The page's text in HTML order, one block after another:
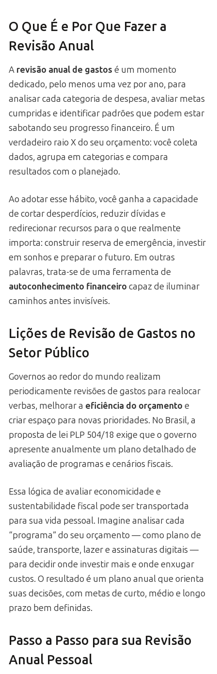
O Que É e Por Que Fazer a
Revisão Anual
A revisão anual de gastos é um momento
dedicado, pelo menos uma vez por ano, para
analisar cada categoria de despesa, avaliar metas
cumpridas e identificar padrões que podem estar
sabotando seu progresso financeiro. É um
verdadeiro raio X do seu orçamento: você coleta
dados, agrupa em categorias e compara
resultados com o planejado.
Ao adotar esse hábito, você ganha a capacidade
de cortar desperdícios, reduzir dívidas e
redirecionar recursos para o que realmente
importa: construir reserva de emergência, investir
em sonhos e preparar o futuro. Em outras
palavras, trata-se de uma ferramenta de
autoconhecimento financeiro capaz de iluminar
caminhos antes invisíveis.
Lições de Revisão de Gastos no
Setor Público
Governos ao redor do mundo realizam
periodicamente revisões de gastos para realocar
verbas, melhorar a eficiência do orçamento e
criar espaço para novas prioridades. No Brasil, a
proposta de lei PLP 504/18 exige que o governo
apresente anualmente um plano detalhado de
avaliação de programas e cenários fiscais.
Essa lógica de avaliar economicidade e
sustentabilidade fiscal pode ser transportada
para sua vida pessoal. Imagine analisar cada
“programa” do seu orçamento — como plano de
saúde, transporte, lazer e assinaturas digitais —
para decidir onde investir mais e onde enxugar
custos. O resultado é um plano anual que orienta
suas decisões, com metas de curto, médio e longo
prazo bem definidas.
Passo a Passo para sua Revisão
Anual Pessoal